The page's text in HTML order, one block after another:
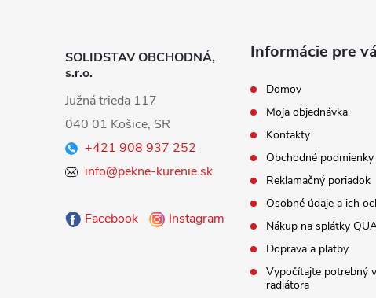
SOLIDSTAV OBCHODNÁ,
s.r.o.
Južná trieda 117
040 01 Košice, SR
+421 908 937 252
info@pekne-kurenie.sk
Facebook Instagram
Informácie pre
Domov
Moja objednávka
Kontakty
Obchodné podmienky
Reklamačný poriadok
Osobné údaje a ich
Nákup na splátky
Doprava a platby
Vypočítajte potrebný
radiátora